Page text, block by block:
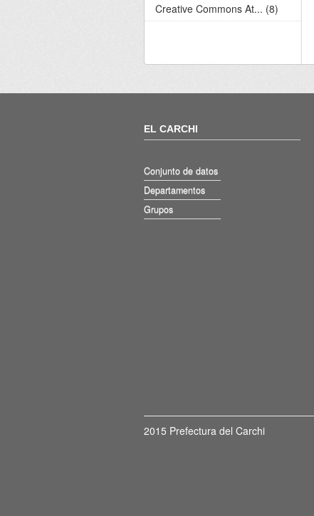
Creative Commons At... (8)
EL CARCHI
Conjunto de datos
Departamentos
Grupos
2015 Prefectura del Carchi